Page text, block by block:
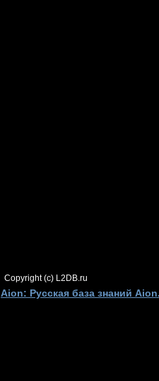
Copyright (c) L2DB.ru
Aion: Русская база знаний